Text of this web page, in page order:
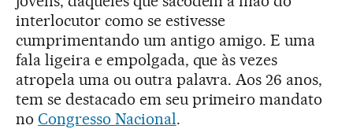
interlocutor como se estivesse
cumprimentando um antigo amigo. E uma
fala ligeira e empolgada, que às vezes
atropela uma ou outra palavra. Aos 26 anos,
tem se destacado em seu primeiro mandato
no Congresso Nacional.